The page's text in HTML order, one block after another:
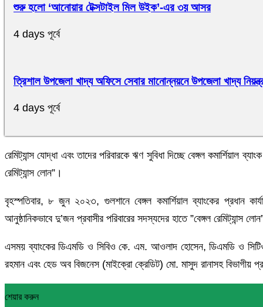
শুরু হলো ‘আনোয়ার টেক্সটাইল মিল উইক’-এর ৩য় আসর
4 days পূর্বে
ত্রিশাল উপজেলা খাদ্য অফিসে সেবার মানোন্নয়নে উপজেলা খাদ্য
4 days পূর্বে
রেমিট্যান্স যোদ্ধা এবং তাদের পরিবারকে ঋণ সুবিধা দিচ্ছে বেঙ্গল কমার্শিয়াল
রেমিট্যান্স লোন”।
বৃহস্পতিবার, ৮ জুন ২০২৩, গুলশানে বেঙ্গল কমার্শিয়াল ব্যাংকের প্রধান
আনুষ্ঠানিকভাবে দু’জন প্রবাসীর পরিবারের সদস্যদের হাতে ”বেঙ্গল রেমিট্যান্স
এসময় ব্যাংকের ডিএমডি ও সিবিও কে. এম. আওলাদ হোসেন, ডিএমডি ও
রহমান এবং হেড অব বিজনেস (মাইক্রো ক্রেডিট) মো. মাসুদ রানাসহ বিভাগীয়
শেয়ার করুন